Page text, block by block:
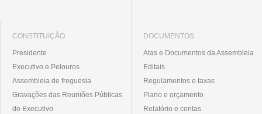
CONSTITUIÇÃO
Presidente
Executivo e Pelouros
Assembleia de freguesia
Gravações das Reuniões Públicas
do Executivo
DOCUMENTOS
Atas e Documentos da Assembleia
Editais
Regulamentos e taxas
Plano e orçamento
Relatório e contas